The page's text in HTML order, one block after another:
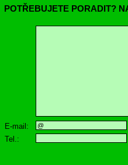
POTŘEBUJETE PORADIT?
E-mail:
Tel.: